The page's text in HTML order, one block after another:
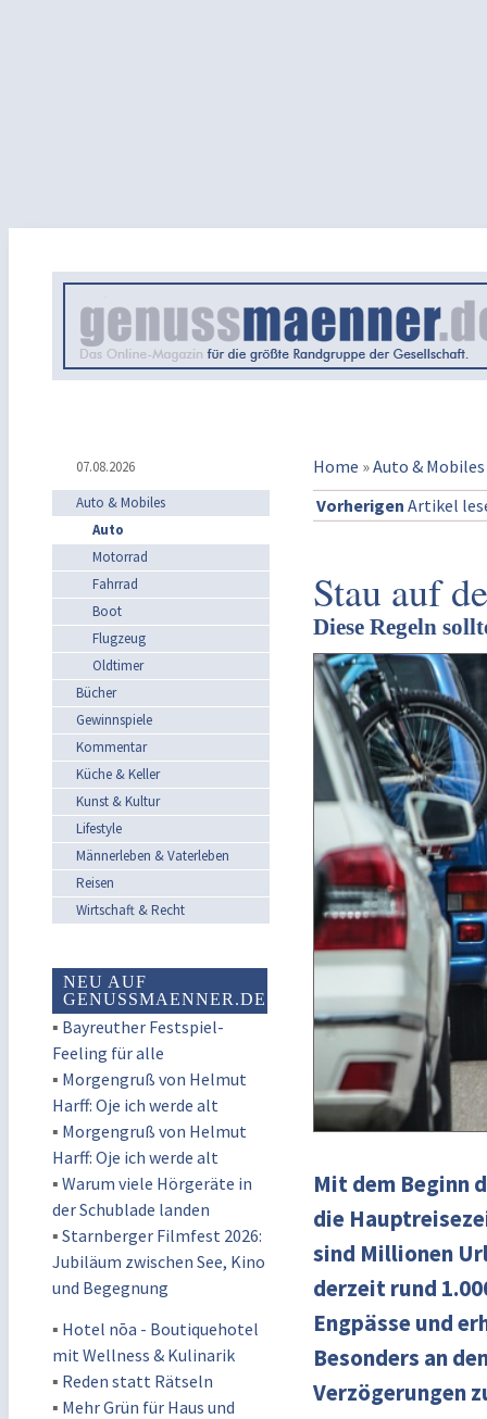
07.08.2026 Home »Auto & Mobiles
Auto & Mobiles
Auto
Motorrad
Fahrrad
Boot
Flugzeug
Oldtimer
Bücher
Gewinnspiele
Kommentar
Küche & Keller
Kunst & Kultur
Lifestyle
Männerleben & Vaterleben
Reisen
Wirtschaft & Recht
NEU AUF
GENUSSMAENNER.DE
▪ Bayreuther Festspiel-
Feeling für alle
▪ Morgengruß von Helmut
Harff: Oje ich werde alt
▪ Morgengruß von Helmut
Harff: Oje ich werde alt
▪ Warum viele Hörgeräte in
der Schublade landen
▪ Starnberger Filmfest 2026:
Jubiläum zwischen See, Kino
und Begegnung
▪ Hotel nōa - Boutiquehotel
mit Wellness & Kulinarik
▪ Reden statt Rätseln
▪ Mehr Grün für Haus und
Vorherigen Artikel
Stau auf
Diese Regeln
Mit dem Beginn
die
sind Millionen
derzeit rund
Engpässe und
Besonders an
Verzögerungen